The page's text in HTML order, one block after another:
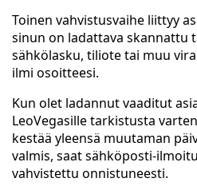
Toinen vahvistusvaihe liittyy
sinun on ladattava skannattu
sähkölasku, tiliote tai muu
ilmi osoitteesi.
Kun olet ladannut vaaditut
LeoVegasille tarkistusta
kestää yleensä muutaman
valmis, saat sähköposti-
vahvistettu onnistuneesti.